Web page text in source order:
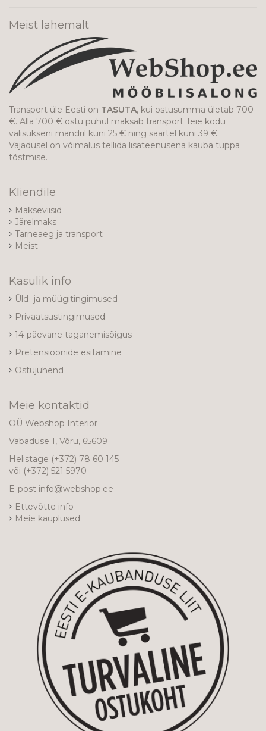
Meist lähemalt
Transport üle Eesti on TASUTA, kui ostusumma ületab 700
€. Alla 700 € ostu puhul maksab transport Teie kodu
välisukseni mandril kuni 25 € ning saartel kuni 39 €.
Vajadusel on võimalus tellida lisateenusena kauba tuppa
tõstmise.
Kliendile
Makseviisid
Järelmaks
Tarneaeg ja transport
Meist
Kasulik info
Üld- ja müügitingimused
Privaatsustingimused
14-päevane taganemisõigus
Pretensioonide esitamine
Ostujuhend
Meie kontaktid
OÜ Webshop Interior
Vabaduse 1, Võru, 65609
Helistage (+372) 78 60 145
või (+372) 521 5970
E-post info@webshop.ee
Ettevõtte info
Meie kauplused